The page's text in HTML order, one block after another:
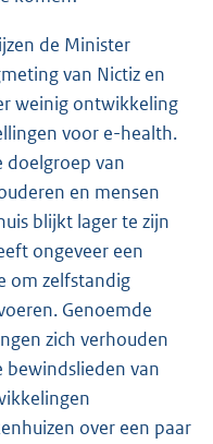
de Minister
van Nictiz en
weinig ontwikkeling
voor e-health.
van
en mensen
blijkt lager te zijn
ongeveer een
om zelfstandig
Genoemde
zich verhouden
van
over een paar